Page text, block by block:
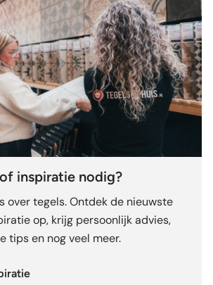
inspiratie nodig?
over tegels. Ontdek de nieuwste
op, krijg persoonlijk advies,
tips en nog veel meer.